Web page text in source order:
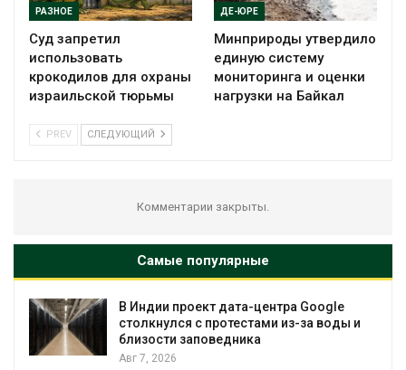
РАЗНОЕ
Суд запретил
использовать
крокодилов для охраны
израильской тюрьмы
ДЕ-ЮРЕ
Минприроды утвердило
единую систему
мониторинга и оценки
нагрузки на Байкал
PREV СЛЕДУЮЩИЙ
Комментарии закрыты.
Самые популярные
В Индии проект дата-центра Google
столкнулся с протестами из-за воды и
близости заповедника
Авг 7, 2026